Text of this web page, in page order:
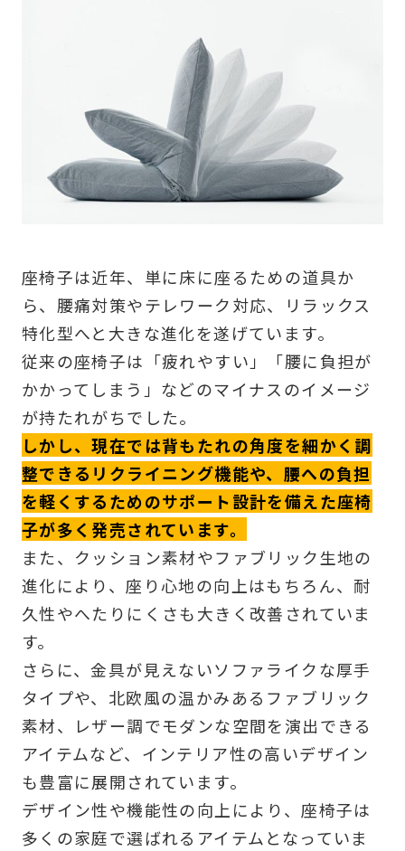
座椅子は近年、単に床に座るための道具か
ら、腰痛対策やテレワーク対応、リラックス
特化型へと大きな進化を遂げています。
従来の座椅子は「疲れやすい」「腰に負担が
かかってしまう」などのマイナスのイメージ
が持たれがちでした。
しかし、現在では背もたれの角度を細かく調
整できるリクライニング機能や、腰への負担
を軽くするためのサポート設計を備えた座椅
子が多く発売されています。
また、クッション素材やファブリック生地の
進化により、座り心地の向上はもちろん、耐
久性やへたりにくさも大きく改善されていま
す。
さらに、金具が見えないソファライクな厚手
タイプや、北欧風の温かみあるファブリック
素材、レザー調でモダンな空間を演出できる
アイテムなど、インテリア性の高いデザイン
も豊富に展開されています。
デザイン性や機能性の向上により、座椅子は
多くの家庭で選ばれるアイテムとなっていま